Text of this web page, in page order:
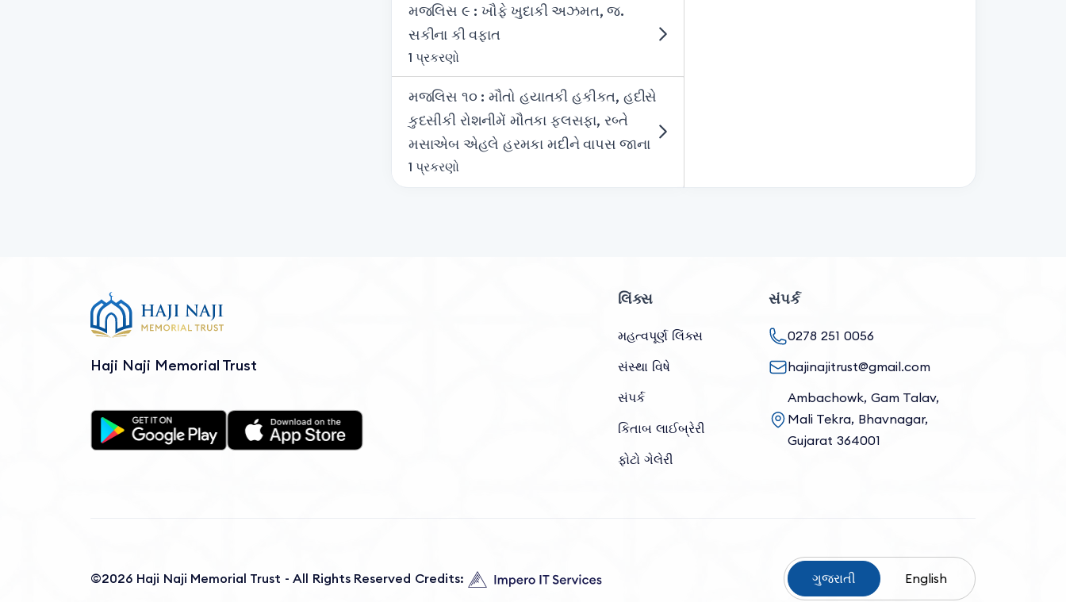
મજલિસ ૯ : ખૌફે ખુદાકી અઝમત, જ.
સકીના કી વફાત
1 પ્રકરણો
મજલિસ ૧૦ : મૌતો હયાતકી હકીકત, હદીસે
કુદસીકી રોશનીમેં મૌતકા ફલસફા, રબ્તે
મસાએબ એહલે હરમકા મદીને વાપસ જાના
1 પ્રકરણો
Haji Naji Memorial Trust
લિંક્સ
મહત્વપૂર્ણ લિંક્સ
સંસ્થા વિષે
સંપર્ક
કિતાબ લાઈબ્રેરી
ફોટો ગેલેરી
સંપર્ક
0278 251 0056
hajinajitrust@gmail.com
Ambachowk, Gam Talav,
Mali Tekra, Bhavnagar,
Gujarat 364001
©2026 Haji Naji Memorial Trust - All Rights Reserved Credits: ગુજરાતી English